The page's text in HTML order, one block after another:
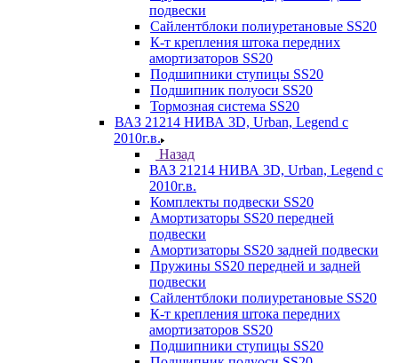
подвески
Сайлентблоки полиуретановые SS20
К-т крепления штока передних
амортизаторов SS20
Подшипники ступицы SS20
Подшипник полуоси SS20
Тормозная система SS20
ВАЗ 21214 НИВА 3D, Urban, Legend c
2010г.в.
Назад
ВАЗ 21214 НИВА 3D, Urban, Legend c
2010г.в.
Комплекты подвески SS20
Амортизаторы SS20 передней
подвески
Амортизаторы SS20 задней подвески
Пружины SS20 передней и задней
подвески
Сайлентблоки полиуретановые SS20
К-т крепления штока передних
амортизаторов SS20
Подшипники ступицы SS20